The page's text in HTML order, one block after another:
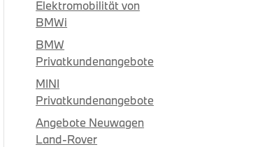
Elektromobilität von
BMWi
BMW
Privatkundenangebote
MINI
Privatkundenangebote
Angebote Neuwagen
Land-Rover